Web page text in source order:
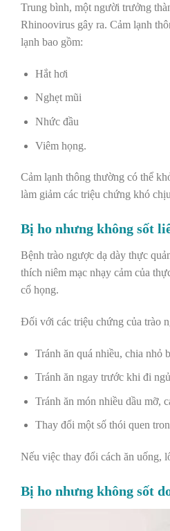
Trung bình, một người trưởng
Rhinoovirus gây ra. Cảm lạnh
lạnh bao gồm:
Hắt hơi
Nghẹt mũi
Nhức đầu
Viêm họng.
Cảm lạnh thông thường có thể
làm giảm các triệu chứng khó
Bị ho nhưng không sốt
Bệnh trào ngược dạ dày thực
thích niêm mạc nhạy cảm của
cổ họng.
Đối với các triệu chứng của trào
Tránh ăn quá nhiều, chia nhỏ
Tránh ăn ngay trước khi đi ngủ
Tránh ăn món nhiều dầu mỡ,
Thay đổi một số thói quen
Nếu việc thay đổi cách ăn uống,
Bị ho nhưng không sốt